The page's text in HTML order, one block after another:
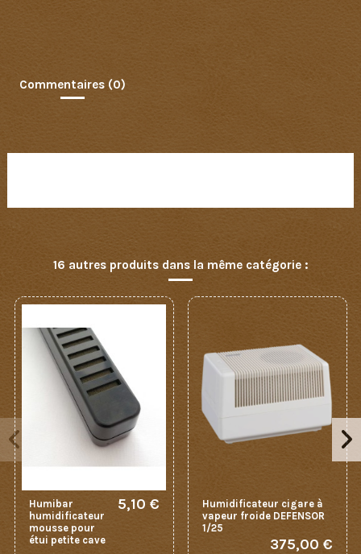
Commentaires (0)
16 autres produits dans la même catégorie :
Humibar
humidificateur
mousse pour
étui petite cave
5,10 €
Humidificateur cigare à
vapeur froide DEFENSOR
1/25
375,00 €